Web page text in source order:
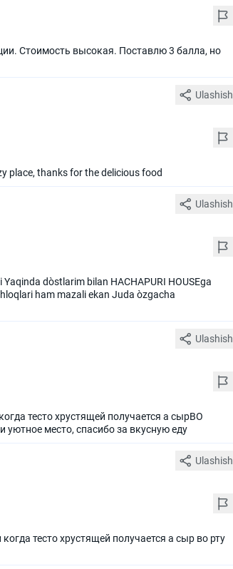
Стоимость высокая. Поставлю 3 балла, но
Ulashish
place, thanks for the delicious food
Ulashish
dòstlarim bilan HACHAPURI HOUSEga
ham mazali ekan Juda òzgacha
Ulashish
тесто хрустящей получается а сырВО
место, спасибо за вкусную еду
Ulashish
тесто хрустящей получается а сыр во рту